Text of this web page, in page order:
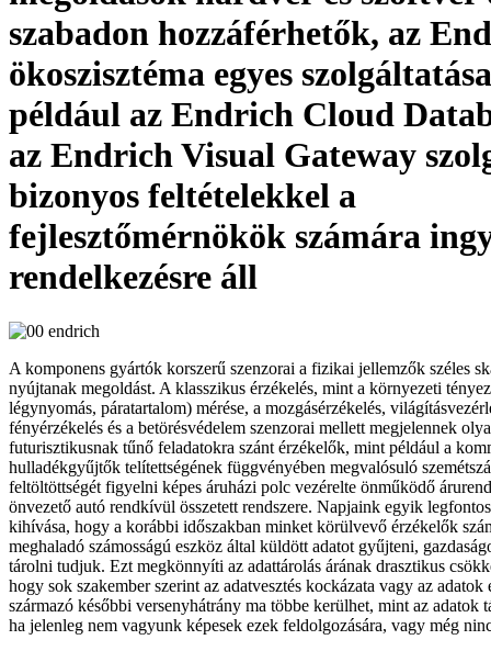
szabadon hozzáférhetők, az
ökoszisztéma egyes
például az Endrich Cloud
az Endrich Visual Gateway
bizonyos feltételekkel a
fejlesztőmérnökök számára
rendelkezésre áll
A komponens gyártók korszerű szenzorai a fizikai jellemzők széles
nyújtanak megoldást. A klasszikus érzékelés, mint a környezeti
légynyomás, páratartalom) mérése, a mozgásérzékelés,
fényérzékelés és a betörésvédelem szenzorai mellett megjelennek
futurisztikusnak tűnő feladatokra szánt érzékelők, mint például a
hulladékgyűjtők telítettségének függvényében megvalósuló
feltöltöttségét figyelni képes áruházi polc vezérelte önműködő
önvezető autó rendkívül összetett rendszere. Napjaink egyik
kihívása, hogy a korábbi időszakban minket körülvevő érzékelők
meghaladó számosságú eszköz által küldött adatot gyűjteni,
tárolni tudjuk. Ezt megkönnyíti az adattárolás árának drasztikus
hogy sok szakember szerint az adatvesztés kockázata vagy az adatok
származó későbbi versenyhátrány ma többe kerülhet, mint az adatok
ha jelenleg nem vagyunk képesek ezek feldolgozására, vagy még